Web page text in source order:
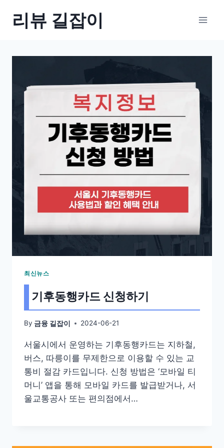
리뷰 길잡이
최신뉴스
기후동행카드 신청하기
By 금융 길잡이 2024-06-21
서울시에서 운영하는 기후동행카드는 지하철,
버스, 따릉이를 무제한으로 이용할 수 있는 교
통비 절감 카드입니다. 신청 방법은 ‘모바일 티
머니’ 앱을 통해 모바일 카드를 발급받거나, 서
울교통공사 또는 편의점에서…